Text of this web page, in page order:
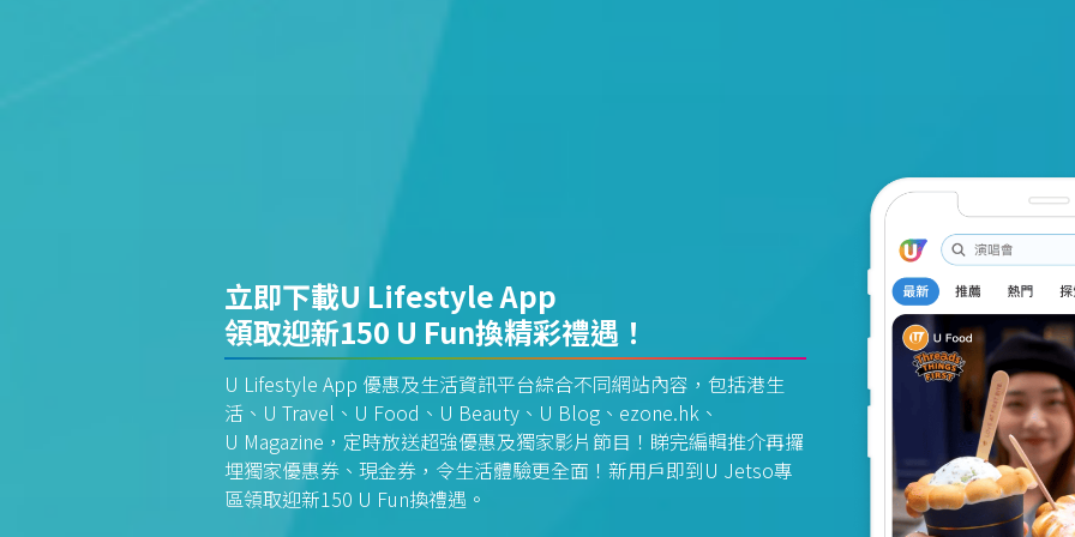
立即下載U Lifestyle App
領取迎新150 U Fun換精彩禮遇！
U Lifestyle App 優惠及生活資訊平台綜合不同網站內容，包括港生
活、U Travel、U Food、U Beauty、U Blog、ezone.hk、
U Magazine，定時放送超強優惠及獨家影片節目！睇完編輯推介再攞
埋獨家優惠券、現金券，令生活體驗更全面！新用戶即到U Jetso專
區領取迎新150 U Fun換禮遇。